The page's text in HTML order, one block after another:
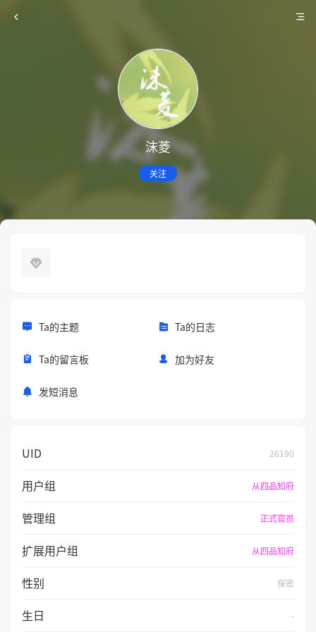
沫菱
关注
Ta的主题 Ta的日志
Ta的留言板 加为好友
发短消息
UID 26190
用户组 从四品知府
管理组 正式官员
扩展用户组 从四品知府
性别 保密
生日 -